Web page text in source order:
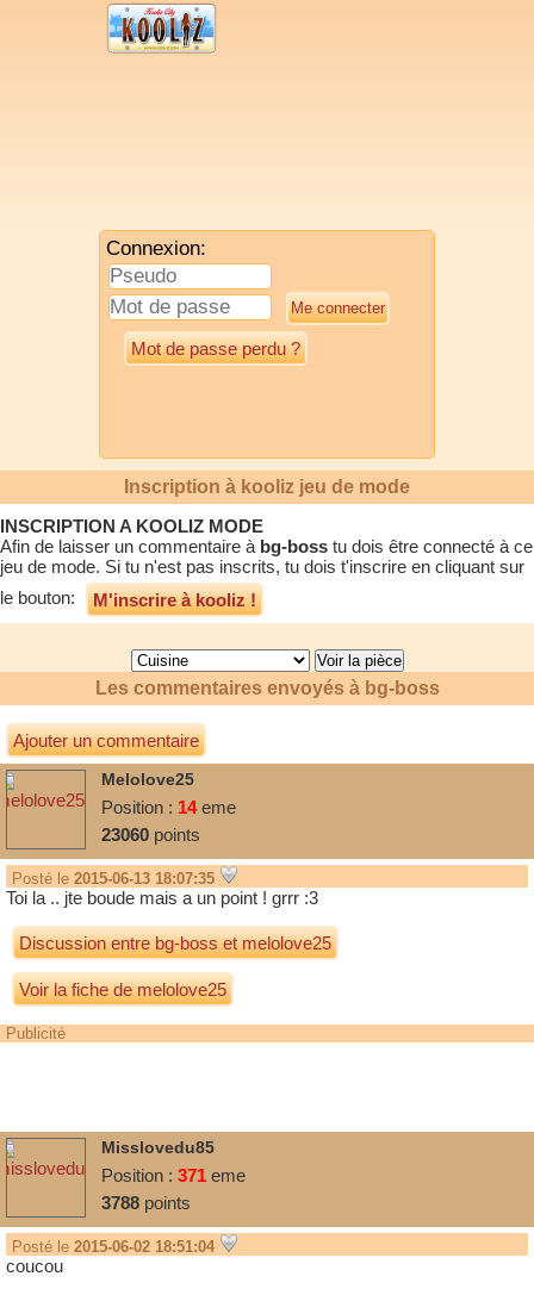
Connexion:
Mot de passe perdu ?
Inscription à kooliz jeu de mode
INSCRIPTION A KOOLIZ MODE
Afin de laisser un commentaire à bg-boss tu dois être connecté à ce
jeu de mode. Si tu n'est pas inscrits, tu dois t'inscrire en cliquant sur
le bouton:
M'inscrire à kooliz !
Les commentaires envoyés à bg-boss
Ajouter un commentaire
Melolove25
Position : 14eme
23060 points
Posté le 2015-06-13 18:07:35
Toi la .. jte boude mais a un point ! grrr :3
Discussion entrebg-bossetmelolove25
Voir la fiche de melolove25
Publicité
Misslovedu85
Position : 371 eme
3788 points
Posté le 2015-06-02 18:51:04
coucou